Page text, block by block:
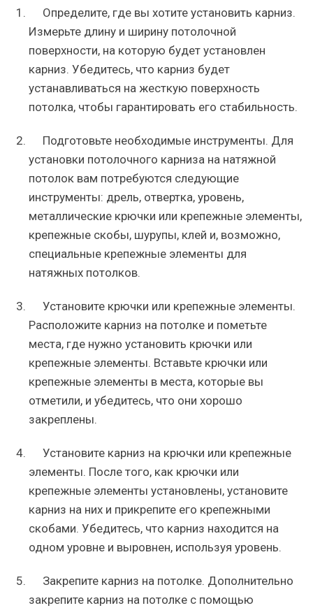
Определите, где вы хотите установить карниз.
Измерьте длину и ширину потолочной
поверхности, на которую будет установлен
карниз. Убедитесь, что карниз будет
устанавливаться на жесткую поверхность
потолка, чтобы гарантировать его стабильность.
Подготовьте необходимые инструменты. Для
установки потолочного карниза на натяжной
потолок вам потребуются следующие
инструменты: дрель, отвертка, уровень,
металлические крючки или крепежные элементы,
крепежные скобы, шурупы, клей и, возможно,
специальные крепежные элементы для
натяжных потолков.
Установите крючки или крепежные элементы.
Расположите карниз на потолке и пометьте
места, где нужно установить крючки или
крепежные элементы. Вставьте крючки или
крепежные элементы в места, которые вы
отметили, и убедитесь, что они хорошо
закреплены.
Установите карниз на крючки или крепежные
элементы. После того, как крючки или
крепежные элементы установлены, установите
карниз на них и прикрепите его крепежными
скобами. Убедитесь, что карниз находится на
одном уровне и выровнен, используя уровень.
Закрепите карниз на потолке. Дополнительно
закрепите карниз на потолке с помощью